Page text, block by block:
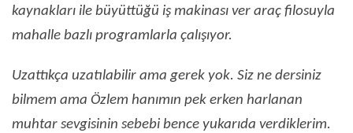
kaynakları ile büyüttüğü iş makinası ver araç filosuyla
mahalle bazlı programlarla çalışıyor.
Uzattıkça uzatılabilir ama gerek yok. Siz ne dersiniz
bilmem ama Özlem hanımın pek erken harlanan
muhtar sevgisinin sebebi bence yukarıda verdiklerim.